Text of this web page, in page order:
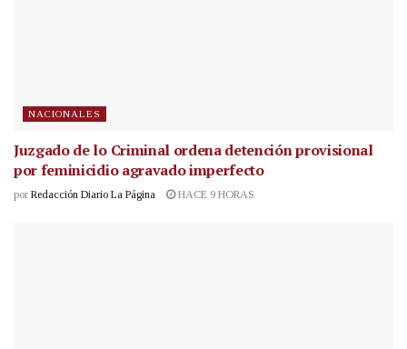
NACIONALES
Juzgado de lo Criminal ordena detención provisional
por feminicidio agravado imperfecto
por Redacción Diario La Página HACE 9 HORAS